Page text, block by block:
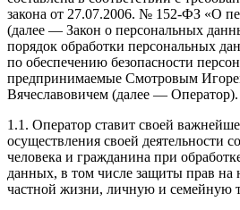
закона от 27.07.2006. № 152-ФЗ «О
(далее — Закон о персональных
порядок обработки персональных
по обеспечению безопасности
предпринимаемые Смотровым
Вячеславовичем (далее — Оператор).
1.1. Оператор ставит своей
осуществления своей деятельности
человека и гражданина при
данных, в том числе защиты прав на
частной жизни, личную и семейную